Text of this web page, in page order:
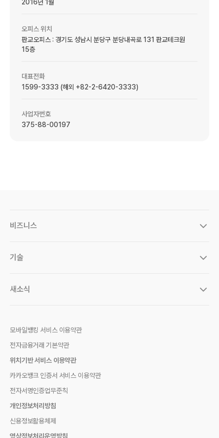
2016년 1월
오피스 위치
판교오피스 : 경기도 성남시 분당구 분당내곡로 131 판교테크원
15층
대표전화
1599-3333 (해외 +82-2-6420-3333)
사업자번호
375-88-00197
비즈니스
카카오뱅크 인증서
기술
기술블로그
새소식
페이스북
브런치
모바일뱅킹 서비스 이용약관
전자금융거래 기본약관
위치기반 서비스 이용약관
카카오뱅크 인증서 서비스 이용약관
전자서명인증업무준칙
개인정보처리방침
신용정보활용체제
영상정보처리운영방침